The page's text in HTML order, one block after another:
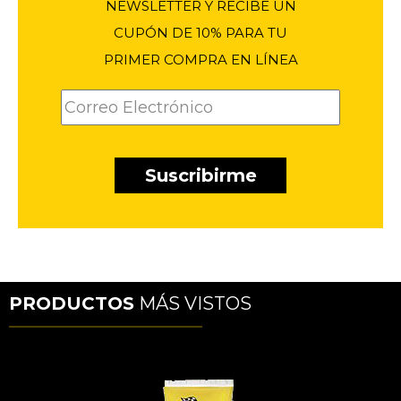
NEWSLETTER Y RECIBE UN
CUPÓN DE 10% PARA TU
PRIMER COMPRA EN LÍNEA
PRODUCTOS MÁS VISTOS